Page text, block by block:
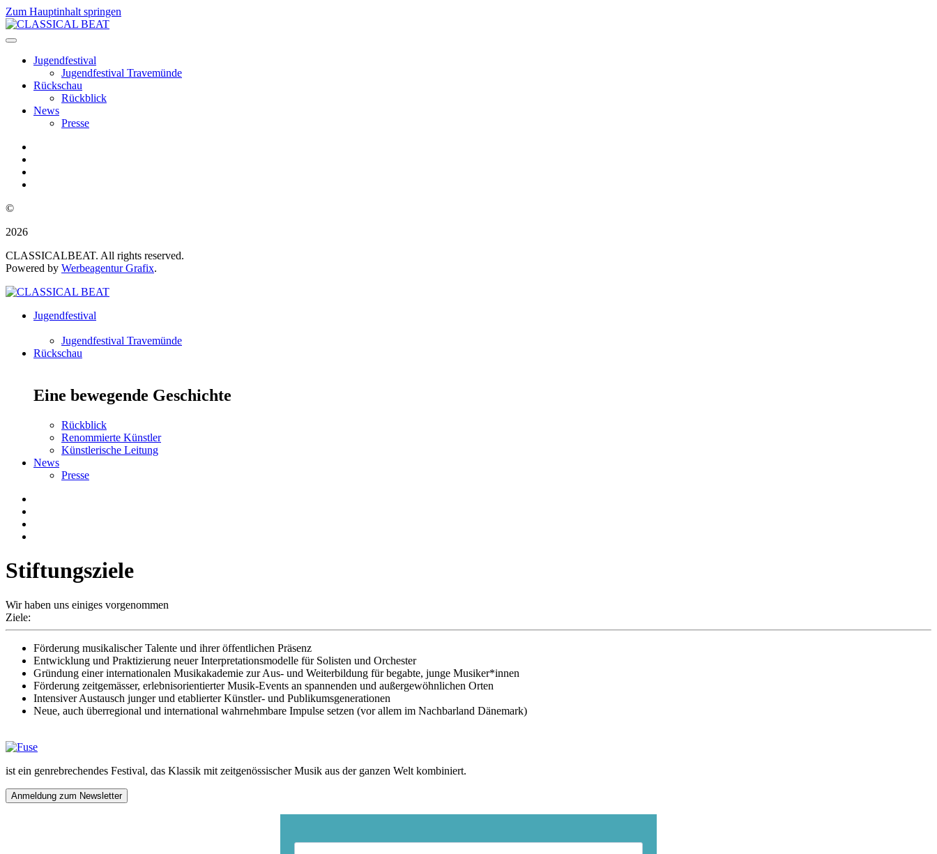
Zum Hauptinhalt springen
Jugendfestival
Jugendfestival Travemünde
Rückschau
Rückblick
News
Presse
©
2026
CLASSICALBEAT. All rights reserved.
Powered by Werbeagentur Grafix.
Jugendfestival
Jugendfestival Travemünde
Rückschau
Eine bewegende Geschichte
Rückblick
Renommierte Künstler
Künstlerische Leitung
News
Presse
Stiftungsziele
Wir haben uns einiges vorgenommen
Ziele:
Förderung musikalischer Talente und ihrer öffentlichen Präsenz
Entwicklung und Praktizierung neuer Interpretationsmodelle für Solisten und Orchester
Gründung einer internationalen Musikakademie zur Aus- und Weiterbildung für begabte, junge Musiker*innen
Förderung zeitgemässer, erlebnisorientierter Musik-Events an spannenden und außergewöhnlichen Orten
Intensiver Austausch junger und etablierter Künstler- und Publikumsgenerationen
Neue, auch überregional und international wahrnehmbare Impulse setzen (vor allem im Nachbarland Dänemark)
ist ein genrebrechendes Festival, das Klassik mit zeitgenössischer Musik aus der ganzen Welt kombiniert.
Anmeldung zum Newsletter